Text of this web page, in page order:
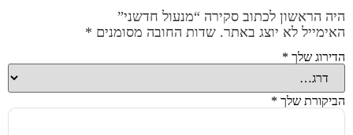
היה הראשון לכתוב סקירה “מנעול חדשני”
האימייל לא יוצג באתר. שדות החובה מסומנים *
הדירוג שלך *
הביקורת שלך *